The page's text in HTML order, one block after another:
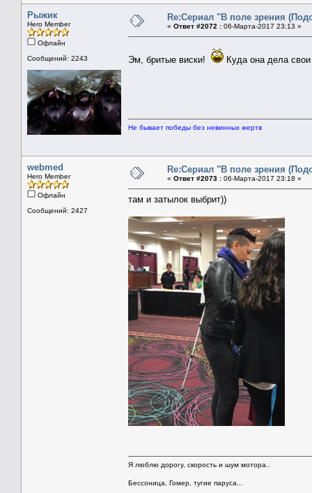
Рыжик
Hero Member
Офлайн
Сообщений: 2243
Re:Сериал "В поле зрения
« Ответ #2072 : 06-Марта-2017 23:13 »
Эм, бритые виски! Куда она дела
Не бывает победы без невинных жертв
webmed
Hero Member
Офлайн
Сообщений: 2427
Re:Сериал "В поле зрения
« Ответ #2073 : 06-Марта-2017 23:18 »
там и затылок выбрит))
Я люблю дорогу, скорость и шум мотора..
Бессоница, Гомер, тугие паруса...